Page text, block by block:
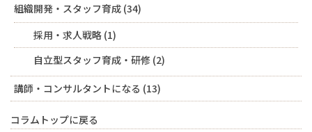
組織開発・スタッフ育成 (34)
採用・求人戦略 (1)
自立型スタッフ育成・研修 (2)
講師・コンサルタントになる (13)
コラムトップに戻る